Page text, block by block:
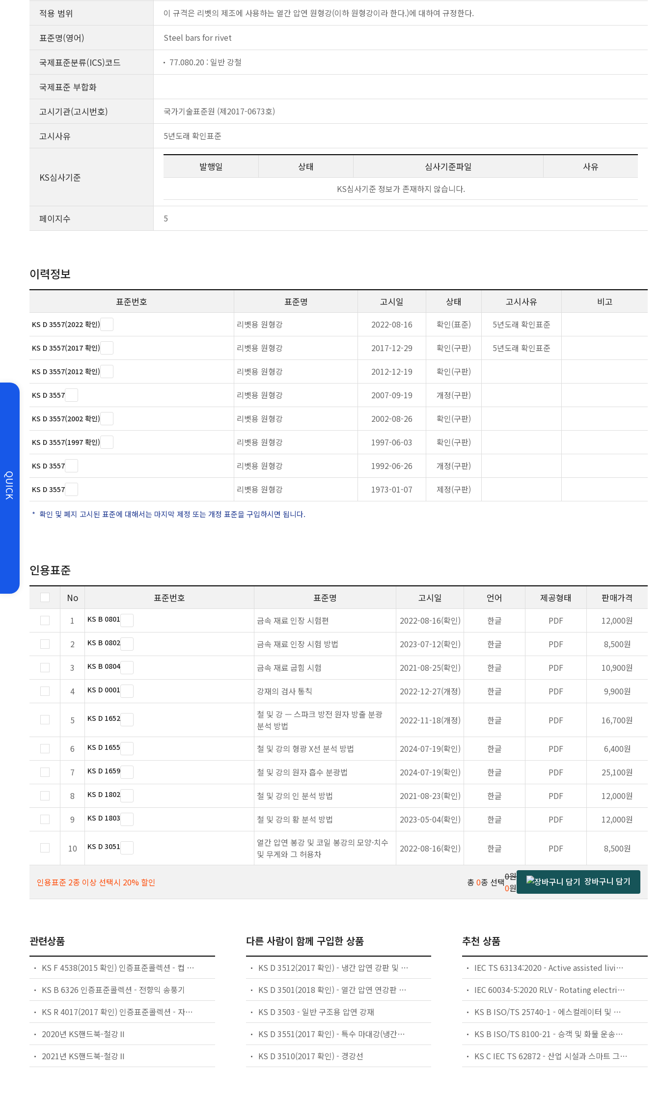
QUICK
적용 범위 이 규격은 리벳의 제조에 사용하는 열간 압연 원형강(이하 원형강이라 한다.)에 대하여 규정한다.
표준명(영어) Steel bars for rivet
국제표준분류(ICS)코드 77.080.20 : 일반 강철
국제표준 부합화
고시기관(고시번호)
국가기술표준원 (제2017-0673호)
고시사유 5년도래 확인표준
KS심사기준
발행일 상태 심사기준파일 사유
KS심사기준 정보가 존재하지 않습니다.
페이지수 5
이력정보
표준번호 표준명 고시일 상태 고시사유 비고
KS D 3557(2022 확인) 리벳용 원형강 2022-08-16 확인(표준) 5년도래 확인표준
KS D 3557(2017 확인) 리벳용 원형강 2017-12-29 확인(구판) 5년도래 확인표준
KS D 3557(2012 확인) 리벳용 원형강 2012-12-19 확인(구판)
KS D 3557 리벳용 원형강 2007-09-19 개정(구판)
KS D 3557(2002 확인) 리벳용 원형강 2002-08-26 확인(구판)
KS D 3557(1997 확인) 리벳용 원형강 1997-06-03 확인(구판)
KS D 3557 리벳용 원형강 1992-06-26 개정(구판)
KS D 3557 리벳용 원형강 1973-01-07 제정(구판)
확인 및 폐지 고시된 표준에 대해서는 마지막 제정 또는 개정 표준을 구입하시면 됩니다.
인용표준
No 표준번호 표준명 고시일 언어 제공형태 판매가격
1 KS B 0801 금속 재료 인장 시험편 2022-08-16(확인) 한글 PDF
12,000원
2
KS B 0802 금속 재료 인장 시험 방법 2023-07-12(확인) 한글 PDF
8,500원
3
KS B 0804 금속 재료 굽힘 시험 2021-08-25(확인) 한글 PDF
10,900원
4
KS D 0001 강재의 검사 통칙 2022-12-27(개정) 한글 PDF 9,900원
5 KS D 1652
철 및 강 — 스파크 방전 원자 방출 분광
분석 방법
2022-11-18(개정) 한글 PDF 16,700원
6 KS D 1655 철 및 강의 형광 X선 분석 방법 2024-07-19(확인) 한글 PDF
6,400원
7
KS D 1659 철 및 강의 원자 흡수 분광법 2024-07-19(확인) 한글 PDF
25,100원
8
KS D 1802 철 및 강의 인 분석 방법 2021-08-23(확인) 한글 PDF
12,000원
9
KS D 1803 철 및 강의 황 분석 방법 2023-05-04(확인) 한글 PDF 12,000원
10 KS D 3051
열간 압연 봉강 및 코일 봉강의 모양·치수
및 무게와 그 허용차
2022-08-16(확인) 한글 PDF 8,500원
인용표준 2종 이상 선택시 20% 할인 총 0종 선택0원
0원
장바구니 담기
관련상품
KS F 4538(2015 확인) 인증표준콜렉션 - 컵 힌지
KS B 6326 인증표준콜렉션 - 전향익 송풍기
KS R 4017(2017 확인) 인증표준콜렉션 - 자동차용 클러치 디스크
2020년 KS핸드북-철강Ⅱ
2021년 KS핸드북-철강Ⅱ
다른 사람이 함께 구입한 상품
KS D 3512(2017 확인) - 냉간 압연 강판 및 강대
KS D 3501(2018 확인) - 열간 압연 연강판 및 강대
KS D 3503 - 일반 구조용 압연 강재
KS D 3551(2017 확인) - 특수 마대강(냉간특수강대)
KS D 3510(2017 확인) - 경강선
추천 상품
IEC TS 63134:2020 - Active assisted living (AAL) use cases
IEC 60034-5:2020 RLV - Rotating electrical machines - Part 5: Degrees of protection provided by the integral design of rotating electrical machines (IP code) - Classification
KS B ISO/TS 25740-1 - 에스컬레이터 및 무빙워크에 대한 안전요건 — 제1부: 세계공통 필수 안전요건(GESRs)
KS B ISO/TS 8100-21 - 승객 및 화물 운송용 엘리베이터 —제21부: 세계공통 필수안전요건(GESRs)을 충족하는 세계공통 안전 파라미터(GSPs)
KS C IEC TS 62872 - 산업 시설과 스마트 그리드 사이의 산업 공정 측정, 제어 및 자동화 시스템 인터페이스